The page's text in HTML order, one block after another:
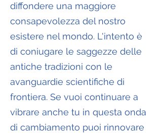
diffondere una maggiore
consapevolezza del nostro
esistere nel mondo. L'intento è
di coniugare le saggezze delle
antiche tradizioni con le
avanguardie scientifiche di
frontiera. Se vuoi continuare a
vibrare anche tu in questa onda
di cambiamento puoi rinnovare